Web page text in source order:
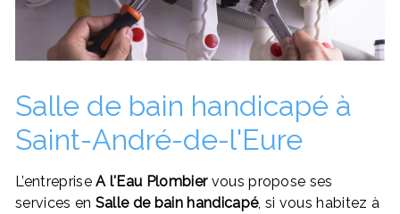
Salle de bain handicapé à
Saint-André-de-l'Eure
L’entrepriseA l'Eau Plombiervous propose ses
services en Salle de bain handicapé, si vous habitez à